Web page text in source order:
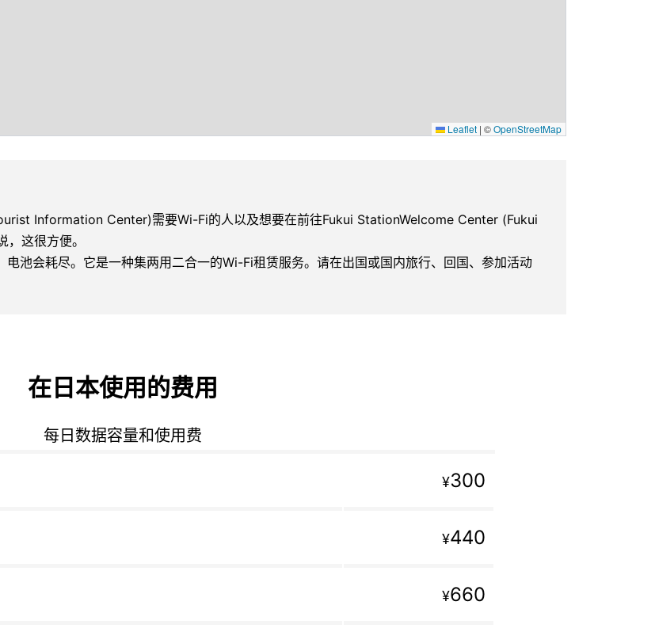
Leaflet | ©OpenStreetMap
Information Center)需要Wi-Fi的人以及想要在前往Fukui StationWelcome Center (Fukui
这很方便。
池会耗尽。它是一种集两用二合一的Wi-Fi租赁服务。请在出国或国内旅行、回国、参加活动
在日本使用的费用
每日数据容量和使用费
¥300
¥440
¥660